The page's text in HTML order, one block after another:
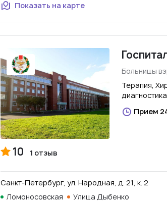
Показать на карте
Больницы
Терапия,
диагностика
Прием
10 1 отзыв
Санкт-Петербург, ул. Народная, д. 21, к. 2
Ломоносовская
Улица Дыбенко